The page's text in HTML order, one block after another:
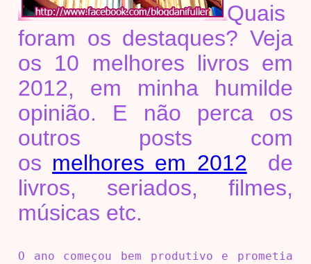
Quais
foram os destaques? Veja
os 10 melhores livros em
2012, em minha humilde
opinião. E não perca os
outros posts com
os melhores em 2012 de
livros, seriados, filmes,
músicas etc.
O ano começou bem produtivo e prometia